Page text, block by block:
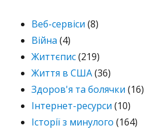
Веб-сервіси (8)
Війна (4)
Життєпис(219)
Життя в США(36)
Здоров'я та болячки (16)
Інтернет-ресурси (10)
Історії з минулого (164)